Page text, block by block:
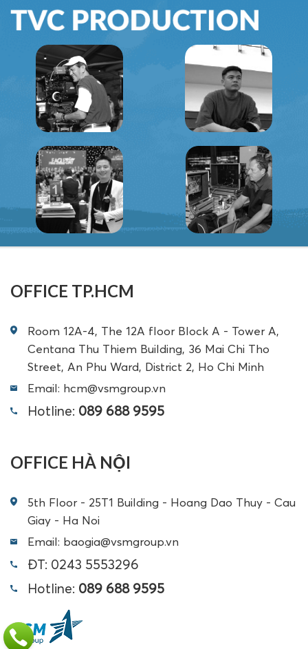
OFFICE TP.HCM
Room 12A-4, The 12A floor Block A - Tower A,
Centana Thu Thiem Building, 36 Mai Chi Tho
Street, An Phu Ward, District 2, Ho Chi Minh
Email: hcm@vsmgroup.vn
Hotline: 089 688 9595
OFFICE HÀ NỘI
5th Floor - 25T1 Building - Hoang Dao Thuy - Cau
Giay - Ha Noi
Email: baogia@vsmgroup.vn
ĐT: 0243 5553296
Hotline: 089 688 9595